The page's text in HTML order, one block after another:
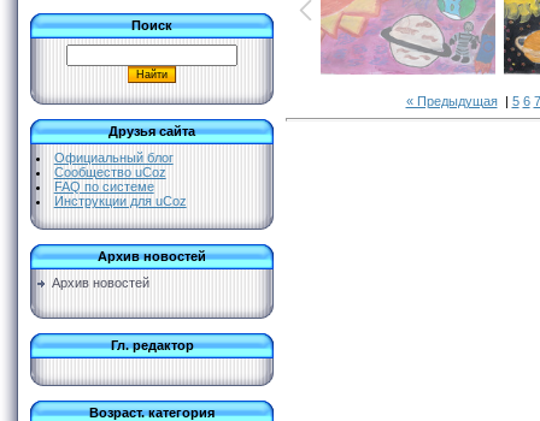
Поиск
Друзья сайта
Официальный блог
Сообщество uCoz
FAQ по системе
Инструкции для uCoz
Архив новостей
Архив новостей
Гл. редактор
Возраст. категория
« Предыдущая| 5 6 7